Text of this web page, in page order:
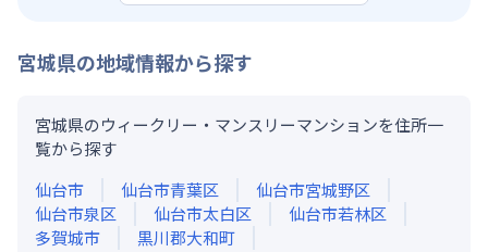
宮城県の地域情報から探す
宮城県のウィークリー・マンスリーマンションを住所一
覧から探す
仙台市
仙台市青葉区
仙台市宮城野区
仙台市泉区
仙台市太白区
仙台市若林区
多賀城市
黒川郡大和町